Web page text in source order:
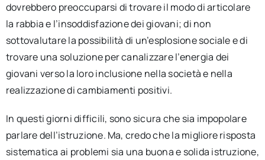
dovrebbero preoccuparsi di trovare il modo di articolare
la rabbia e l’insoddisfazione dei giovani; di non
sottovalutare la possibilità di un’esplosione sociale e di
trovare una soluzione per canalizzare l’energia dei
giovani verso la loro inclusione nella società e nella
realizzazione di cambiamenti positivi.
In questi giorni difficili, sono sicura che sia impopolare
parlare dell’istruzione. Ma, credo che la migliore risposta
sistematica ai problemi sia una buona e solida istruzione,